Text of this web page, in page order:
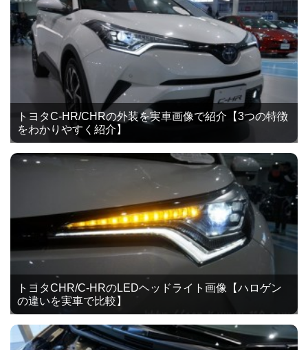
トヨタC-HR/CHRの外装を実車画像で紹介【3つの特徴
をわかりやすく紹介】
トヨタCHR/C-HRのLEDヘッドライト画像【ハロゲン
の違いを実車で比較】